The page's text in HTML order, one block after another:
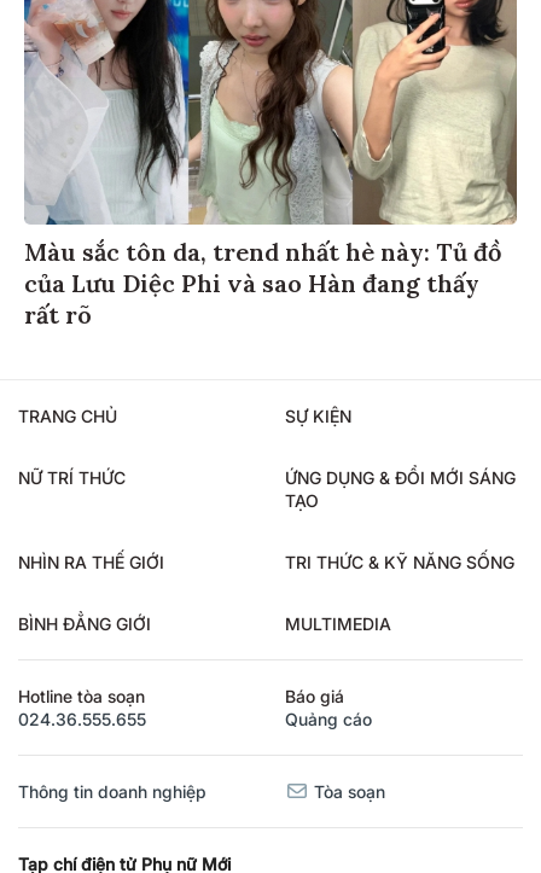
Màu sắc tôn da, trend nhất hè này: Tủ đồ
của Lưu Diệc Phi và sao Hàn đang thấy
rất rõ
TRANG CHỦ SỰ KIỆN
NỮ TRÍ THỨC
ỨNG DỤNG & ĐỔI MỚI SÁNG
TẠO
NHÌN RA THẾ GIỚI TRI THỨC & KỸ NĂNG SỐNG
BÌNH ĐẲNG GIỚI MULTIMEDIA
Hotline tòa soạn
024.36.555.655
Báo giá
Quảng cáo
Thông tin doanh nghiệp Tòa soạn
Tạp chí điện tử Phụ nữ Mới